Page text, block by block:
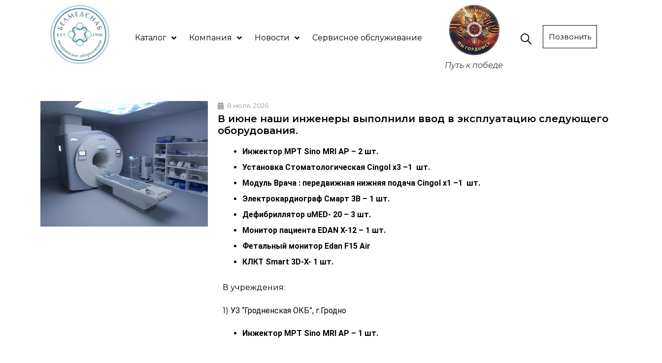
Каталог Компания Новости Сервисное обслуживание
Путь к победе
Позвонить
8 июля, 2026
В июне наши инженеры выполнили ввод в эксплуатацию следующего
оборудования.
Инжектор МРТ Sino MRI AP – 2 шт.
Установка Стоматологическая Cingol х3 –1 шт.
Модуль Врача : передвижная нижняя подача Cingol х1 –1 шт.
Электрокардиограф Смарт 3В – 1 шт.
Дефибриллятор uMED- 20 – 3 шт.
Монитор пациента EDAN X-12 – 1 шт.
Фетальный монитор Edan F15 Air
КЛКТ Smart 3D-X- 1 шт.
В учреждения:
1) УЗ “Гродненская ОКБ”, г.Гродно
Инжектор МРТ Sino MRI AP – 1 шт.